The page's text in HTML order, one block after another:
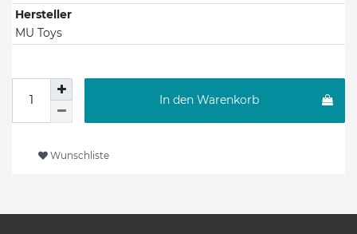
Hersteller
MU Toys
In den Warenkorb
Wunschliste